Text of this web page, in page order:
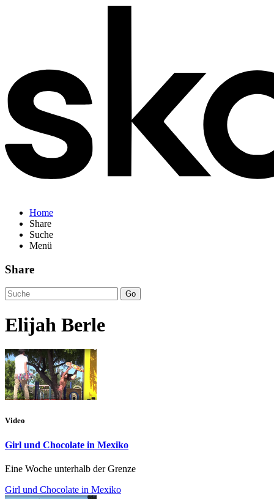
Home
Share
Suche
Menü
Share
Go
Elijah Berle
Video
Girl und Chocolate in Mexiko
Eine Woche unterhalb der Grenze
Girl und Chocolate in Mexiko